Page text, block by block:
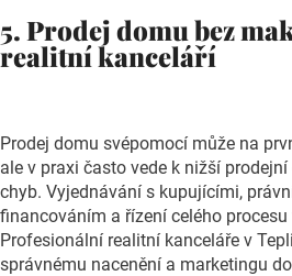
5. Prodej domu bez
realitní kanceláří
Prodej domu svépomocí může na
ale v praxi často vede k nižší
chyb. Vyjednávání s kupujícími,
financováním a řízení celého
Profesionální realitní kanceláře v
správnému nacenění a marketingu